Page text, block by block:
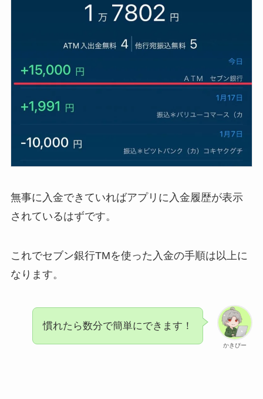
無事に入金できていればアプリに入金履歴が表示
されているはずです。
これでセブン銀行TMを使った入金の手順は以上に
なります。
かきぴー
慣れたら数分で簡単にできます！